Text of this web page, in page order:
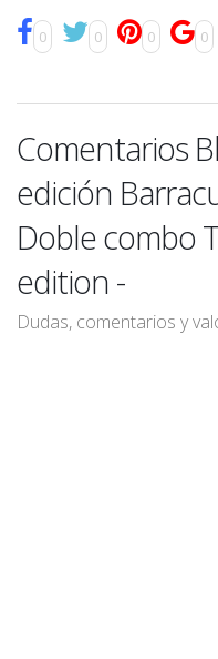
0 0 0 0
Comentarios
edición
Doble combo
edition -
Dudas, comentarios y